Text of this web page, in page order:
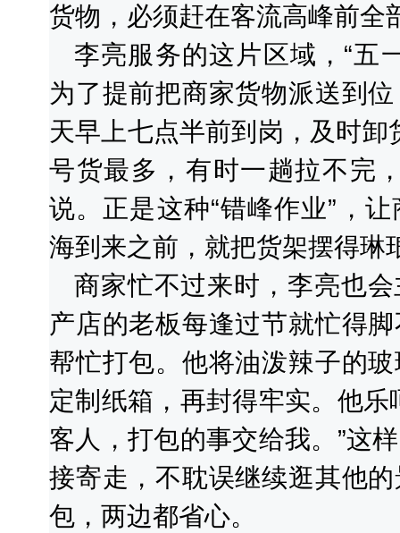
货物，必须赶在客流高峰前全
李亮服务的这片区域，“五
为了提前把商家货物派送到
天早上七点半前到岗，及时卸
号货最多，有时一趟拉不完
说。正是这种“错峰作业”，
海到来之前，就把货架摆得琳
商家忙不过来时，李亮也
产店的老板每逢过节就忙得
帮忙打包。他将油泼辣子的
定制纸箱，再封得牢实。他乐
客人，打包的事交给我。”这
接寄走，不耽误继续逛其他
包，两边都省心。